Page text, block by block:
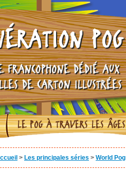
POG
FRANCOPHONE DÉDIÉ AUX
DE CARTON ILLUSTRÉES
LE POG À TRAVERS LES ÂGES
> Les principales séries > World